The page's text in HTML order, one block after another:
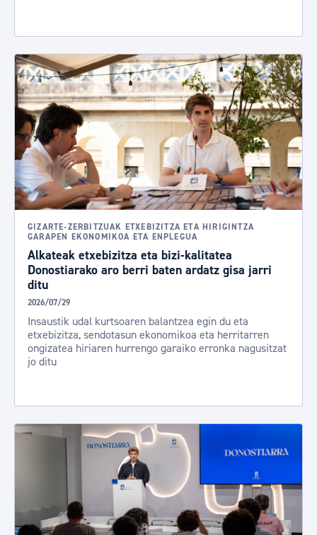
GIZARTE-ZERBITZUAK ETXEBIZITZA ETA HIRIGINTZA
GARAPEN EKONOMIKOA ETA ENPLEGUA
Alkateak etxebizitza eta bizi-kalitatea
Donostiarako aro berri baten ardatz gisa jarri
ditu
2026/07/29
Insaustik udal kurtsoaren balantzea egin du eta
etxebizitza, sendotasun ekonomikoa eta herritarren
ongizatea hiriaren hurrengo garaiko erronka nagusitzat
jo ditu